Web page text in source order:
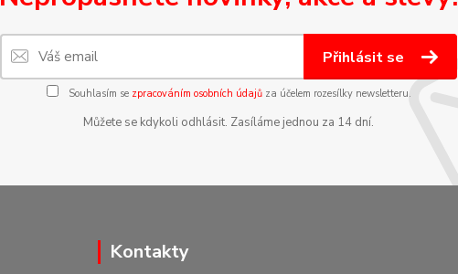
Přihlásit se
Souhlasím se zpracováním osobních údajůza účelem rozesílky newsletteru.
Můžete se kdykoli odhlásit. Zasíláme jednou za 14 dní.
Kontakty